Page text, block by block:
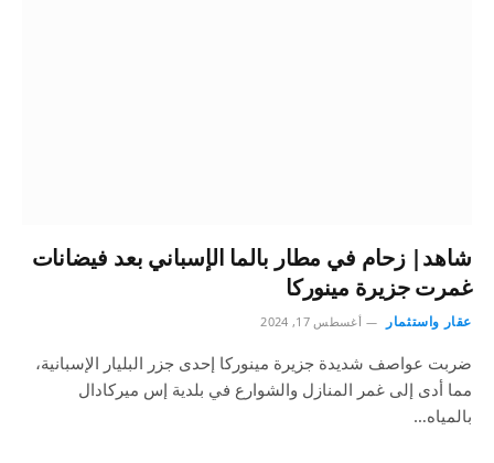
شاهد| زحام في مطار بالما الإسباني بعد فيضانات
غمرت جزيرة مينوركا
عقار واستثمار أغسطس 17, 2024
ضربت عواصف شديدة جزيرة مينوركا إحدى جزر البليار الإسبانية،
مما أدى إلى غمر المنازل والشوارع في بلدية إس ميركادال
بالمياه…